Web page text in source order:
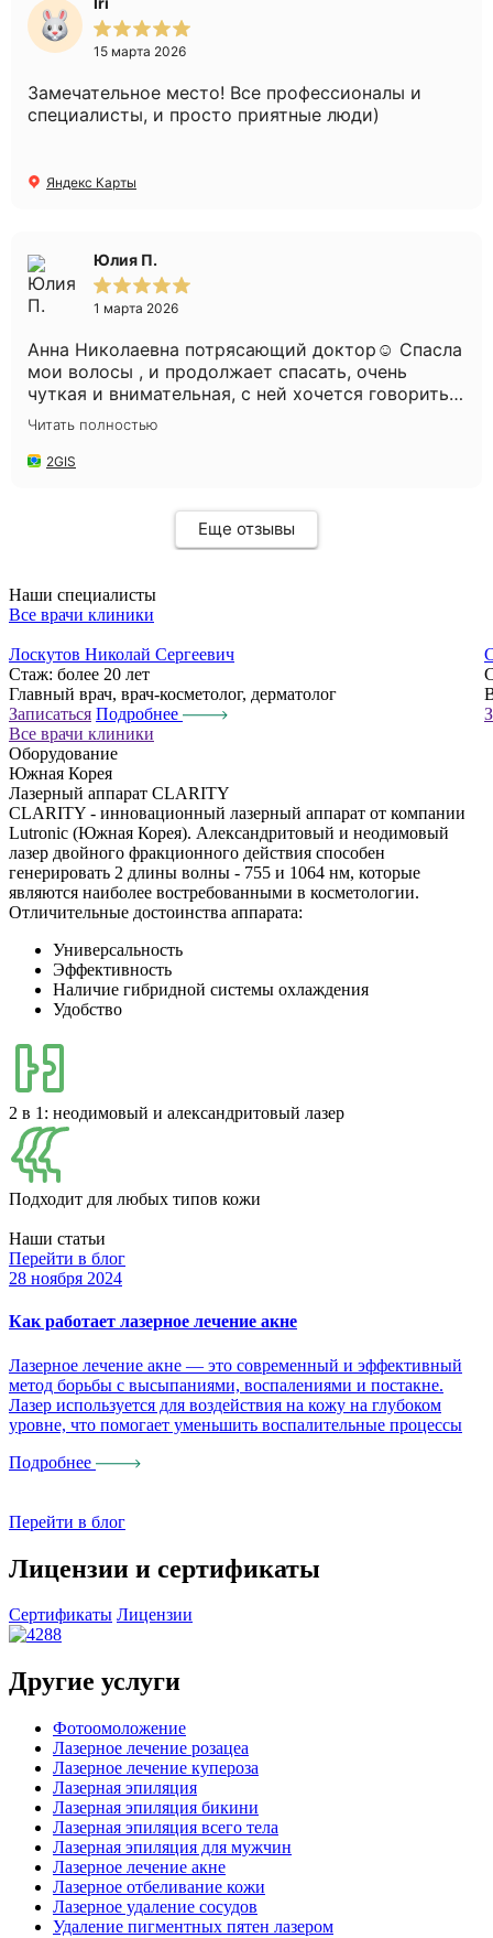
15 марта 2026
Замечательное место! Все профессионалы и
специалисты, и просто приятные люди)
Яндекс Карты
Юлия П.
1 марта 2026
Анна Николаевна потрясающий доктор☺️ Спасла
мои волосы , и продолжает спасать, очень
чуткая и внимательная, с ней хочется говорить
часами😅 Администратор Александра такая
милая, с такой заботой всегда угощает
конфетками😍 Мне нравится у Вас , уютно и
Читать полностью
2GIS
Еще отзывы
Наши специалисты
Все врачи клиники
Лоскутов Николай Сергеевич
Стаж: более 20 лет
Главный врач, врач-косметолог, дерматолог
Записаться Подробнее
Все врачи клиники
Оборудование
Южная Корея
Лазерный аппарат CLARITY
CLARITY - инновационный лазерный аппарат от компании
Lutronic (Южная Корея). Александритовый и неодимовый
лазер двойного фракционного действия способен
генерировать 2 длины волны - 755 и 1064 нм, которые
являются наиболее востребованными в косметологии.
Отличительные достоинства аппарата:
Универсальность
Эффективность
Наличие гибридной системы охлаждения
Удобство
2 в 1: неодимовый и александритовый лазер
Подходит для любых типов кожи
Наши статьи
Перейти в блог
28 ноября 2024
Как работает лазерное лечение акне
Лазерное лечение акне — это современный и эффективный
метод борьбы с высыпаниями, воспалениями и постакне.
Лазер используется для воздействия на кожу на глубоком
уровне, что помогает уменьшить воспалительные процессы
Подробнее
Перейти в блог
Лицензии и сертификаты
Сертификаты Лицензии
Другие услуги
Фотоомоложение
Лазерное лечение розацеа
Лазерное лечение купероза
Лазерная эпиляция
Лазерная эпиляция бикини
Лазерная эпиляция всего тела
Лазерная эпиляция для мужчин
Лазерное лечение акне
Лазерное отбеливание кожи
Лазерное удаление сосудов
Удаление пигментных пятен лазером